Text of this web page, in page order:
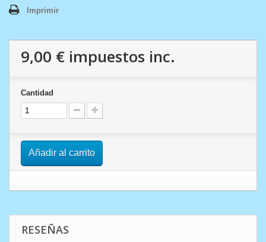
Imprimir
9,00 € impuestos inc.
Cantidad
Añadir al carrito
RESEÑAS